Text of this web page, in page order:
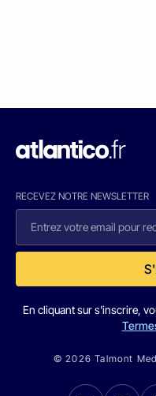
RECEVEZ NOTRE NEWSLETTER
En cliquant sur s'inscrire,
© 2026 Talmont